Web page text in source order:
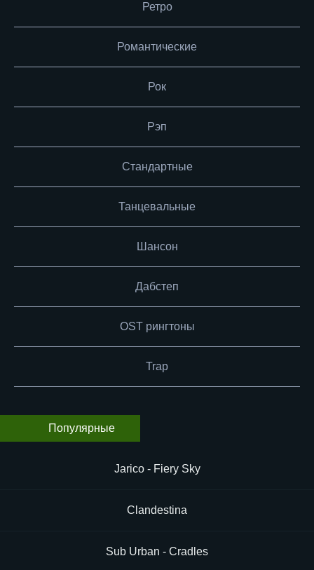
Ретро
Романтические
Рок
Рэп
Стандартные
Танцевальные
Шансон
Дабстеп
OST рингтоны
Trap
Популярные
Jarico - Fiery Sky
Clandestina
Sub Urban - Cradles